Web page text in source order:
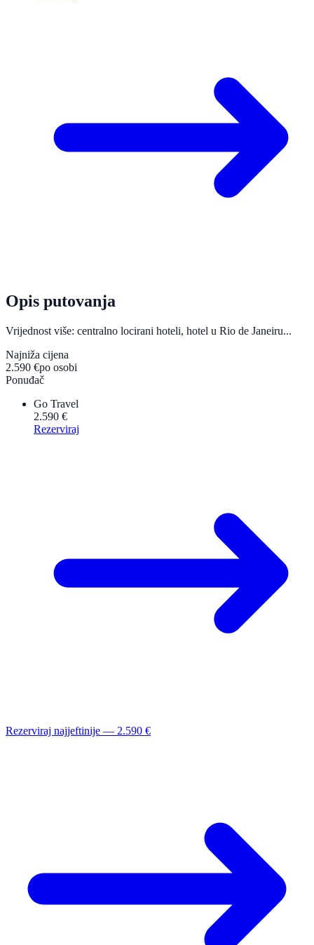
Opis putovanja
Vrijednost više: centralno locirani hoteli, hotel u Rio de Janeiru...
Najniža cijena
2.590 €po osobi
Ponuđač
Go Travel
2.590 €
Rezerviraj
Rezerviraj najjeftinije — 2.590 €